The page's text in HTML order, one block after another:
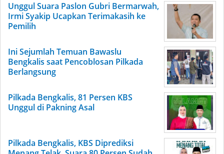
Unggul Suara Paslon Gubri Bermarwah,
Irmi Syakip Ucapkan Terimakasih ke
Pemilih
Ini Sejumlah Temuan Bawaslu
Bengkalis saat Pencoblosan Pilkada
Berlangsung
Pilkada Bengkalis, 81 Persen KBS
Unggul di Pakning Asal
Pilkada Bengkalis, KBS Diprediksi